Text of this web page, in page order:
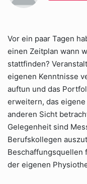
Vor ein paar Tagen
einen Zeitplan wann
stattfinden?
eigenen Kenntnisse
auftun und das
erweitern, das
anderen Sicht
Gelegenheit sind
Berufskollegen
Beschaffungsquellen
der eigenen